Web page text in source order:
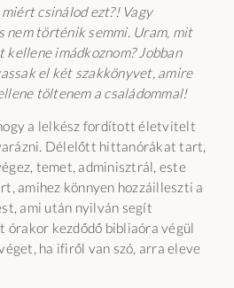
csinálod ezt?! Vagy
nem történik semmi. Uram, mit
kellene imádkoznom? Jobban
el két szakkönyvet, amire
töltenem a családommal!
a lelkész fordított életvitelt
Délelőtt hittanórákat tart,
temet, adminisztrál, este
amihez könnyen hozzáilleszti a
ami után nyilván segít
órakor kezdődő bibliaóra végül
ha ifiről van szó, arra eleve